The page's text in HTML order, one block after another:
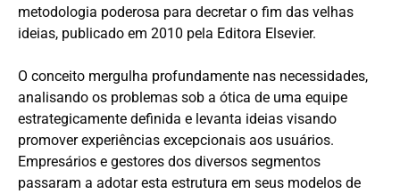
metodologia poderosa para decretar o fim das velhas
ideias, publicado em 2010 pela Editora Elsevier.
O conceito mergulha profundamente nas necessidades,
analisando os problemas sob a ótica de uma equipe
estrategicamente definida e levanta ideias visando
promover experiências excepcionais aos usuários.
Empresários e gestores dos diversos segmentos
passaram a adotar esta estrutura em seus modelos de